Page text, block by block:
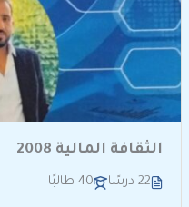
الثقافة المالية 2008
22 درسًا 40 طالبًا